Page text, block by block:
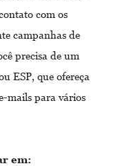
com os
campanhas de
precisa de um
ESP, que ofereça
mails para vários
em: